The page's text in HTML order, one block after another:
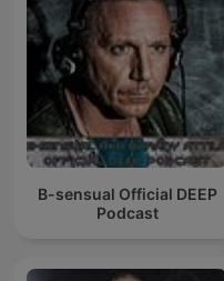
B-sensual Official DEEP
Podcast